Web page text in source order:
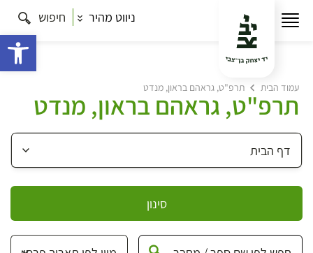
ניווט מהיר חיפוש
עמוד הבית תרפ"ט, גראהם בראון, מנדט
תרפ"ט, גראהם בראון, מנדט
סינון